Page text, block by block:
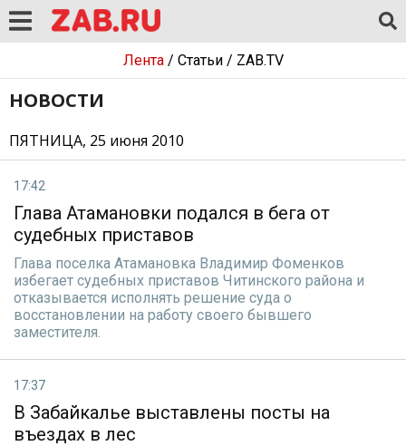
Лента/ Статьи/ ZAB.TV
НОВОСТИ
ПЯТНИЦА, 25 июня 2010
17:42
Глава Атамановки подался в бега от
судебных приставов
Глава поселка Атамановка Владимир Фоменков
избегает судебных приставов Читинского района и
отказывается исполнять решение суда о
восстановлении на работу своего бывшего
заместителя.
17:37
В Забайкалье выставлены посты на
въездах в лес